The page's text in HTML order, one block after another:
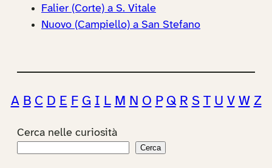
Falier (Corte) a S. Vitale
Nuovo (Campiello) a San Stefano
A B C D E F G I L M N O P Q R S T U V W Z
Cerca nelle curiosità
Cerca